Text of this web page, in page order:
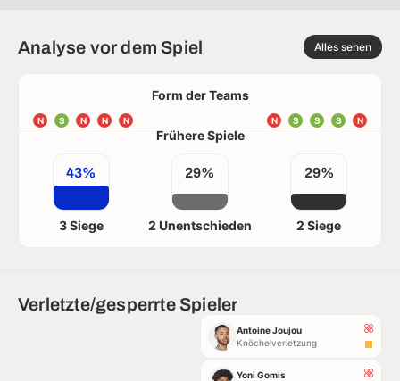
Analyse vor dem Spiel Alles sehen
Form der Teams
N S N N N N
S
S
S
N
Frühere Spiele
43%
3 Siege
29%
2 Unentschieden
29%
2 Siege
Verletzte/gesperrte Spieler
Antoine Joujou
Knöchelverletzung
Yoni Gomis